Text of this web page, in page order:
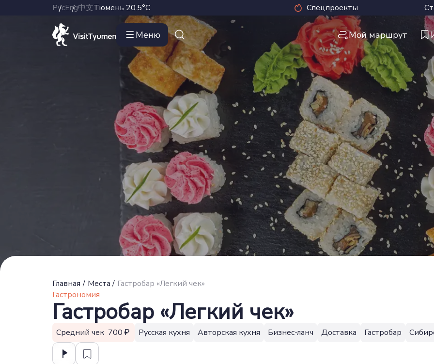
РусEng中文Тюмень 20.5°C Спецпроекты
Меню Мой маршрут
Главная / Места / Гастробар «Легкий чек»
Гастрономия
Гастробар «Легкий чек»
Средний чек 700 Русская кухня Авторская кухня Бизнес-ланч Доставка Гастробар